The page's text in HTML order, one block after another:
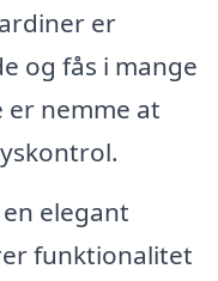
er
og fås i mange
nemme at
elegant
funktionalitet